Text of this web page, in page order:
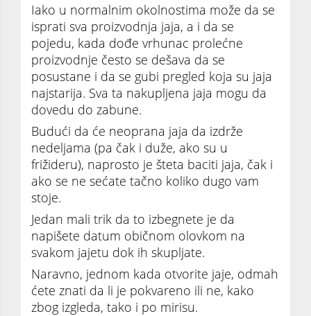
Iako u normalnim okolnostima može da se
isprati sva proizvodnja jaja, a i da se
pojedu, kada dođe vrhunac prolećne
proizvodnje često se dešava da se
posustane i da se gubi pregled koja su jaja
najstarija. Sva ta nakupljena jaja mogu da
dovedu do zabune.
Budući da će neoprana jaja da izdrže
nedeljama (pa čak i duže, ako su u
frižideru), naprosto je šteta baciti jaja, čak i
ako se ne sećate tačno koliko dugo vam
stoje.
Jedan mali trik da to izbegnete je da
napišete datum običnom olovkom na
svakom jajetu dok ih skupljate.
Naravno, jednom kada otvorite jaje, odmah
ćete znati da li je pokvareno ili ne, kako
zbog izgleda, tako i po mirisu.